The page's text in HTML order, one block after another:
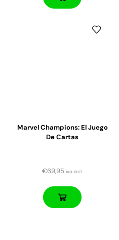
Marvel Champions: El Juego
De Cartas
€69,95 iva incl.